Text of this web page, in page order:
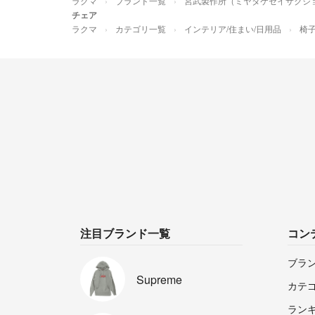
チェア
ラクマ カテゴリ一覧 インテリア/住まい/日用品 椅
注目ブランド一覧
Supreme
コン
ブラ
カテ
ラン